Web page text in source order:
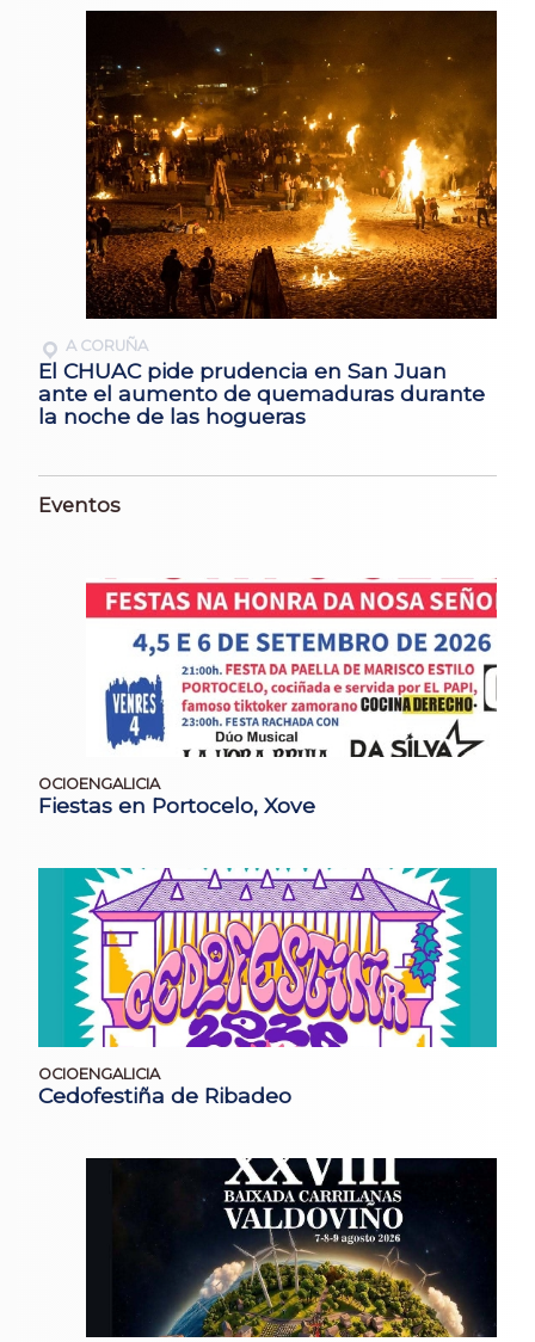
A CORUÑA
El CHUAC pide prudencia en San Juan
ante el aumento de quemaduras durante
la noche de las hogueras
Eventos
OCIOENGALICIA
Fiestas en Portocelo, Xove
OCIOENGALICIA
Cedofestiña de Ribadeo